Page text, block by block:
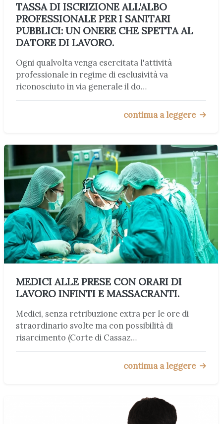
TASSA DI ISCRIZIONE ALL’ALBO
PROFESSIONALE PER I SANITARI
PUBBLICI: UN ONERE CHE SPETTA AL
DATORE DI LAVORO.
Ogni qualvolta venga esercitata l'attività
professionale in regime di esclusività va
riconosciuto in via generale il do…
continua a leggere
MEDICI ALLE PRESE CON ORARI DI
LAVORO INFINTI E MASSACRANTI.
Medici, senza retribuzione extra per le ore di
straordinario svolte ma con possibilità di
risarcimento (Corte di Cassaz…
continua a leggere